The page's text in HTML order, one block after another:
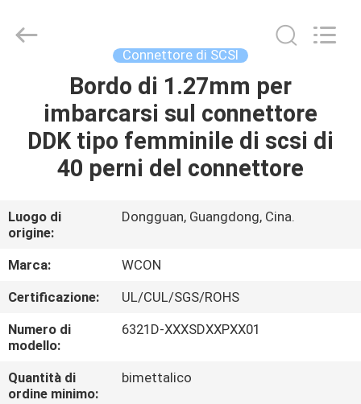
PRODOTTI
NOI
GIRO
DELLA
FABBRICA
CONTROLLO
GUANGDONG)
Connettore di SCSI
Bordo di 1.27mm per
imbarcarsi sul connettore
DDK tipo femminile di scsi di
40 perni del connettore
Luogo di
origine:
Dongguan, Guangdong, Cina.
Marca:
WCON
Certificazione:
UL/CUL/SGS/ROHS
Numero di
modello:
6321D-XXXSDXXPXX01
Quantità di
ordine minimo:
bimettalico